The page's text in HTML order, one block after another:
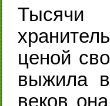
ценой
выжила
веков